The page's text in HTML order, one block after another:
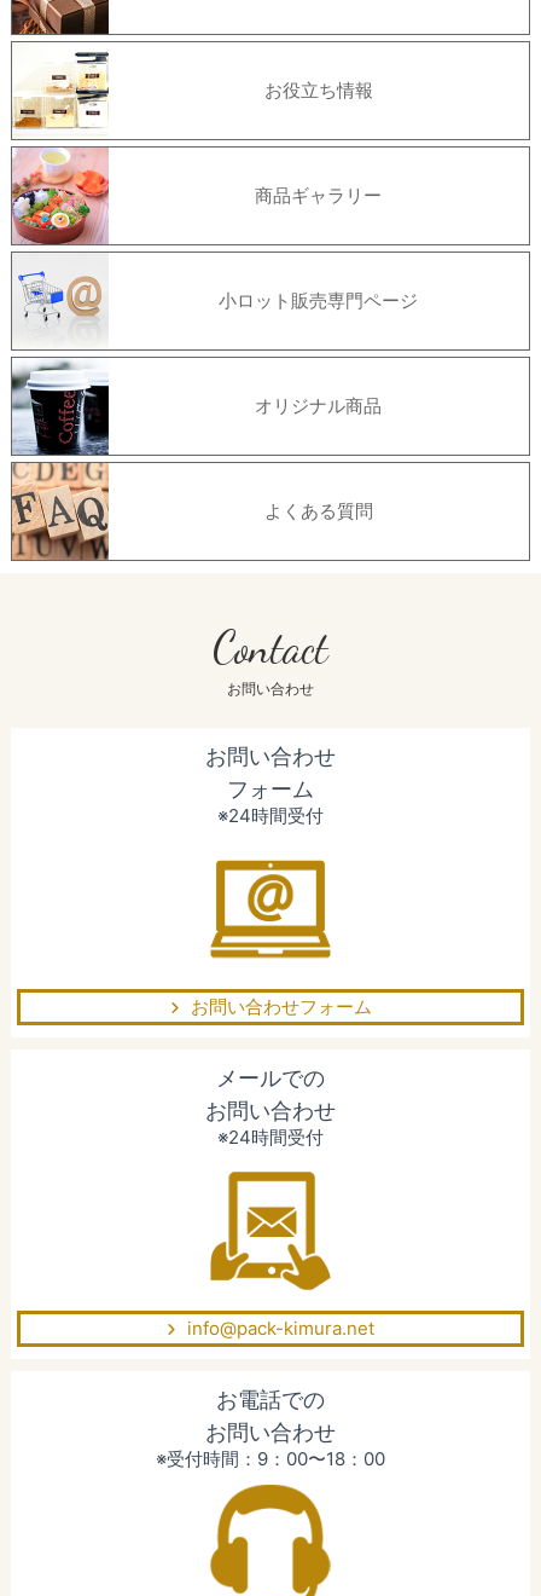
お役立ち情報
商品ギャラリー
小ロット販売専門ページ
オリジナル商品
よくある質問
Contact
お問い合わせ
お問い合わせ
フォーム
※24時間受付
お問い合わせフォーム
メールでの
お問い合わせ
※24時間受付
info@pack-kimura.net
お電話での
お問い合わせ
※受付時間：9：00〜18：00